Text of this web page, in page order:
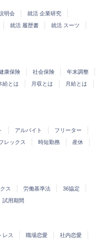
明会
就活 企業研究
就活 履歴書
就活 スーツ
康保険 社会保険
年末調整
給とは 月収とは
月給とは
アルバイト
フリーター
レックス 時短勤務
産休
ス 労働基準法
36協定
試用期間
レス 職場恋愛
社内恋愛